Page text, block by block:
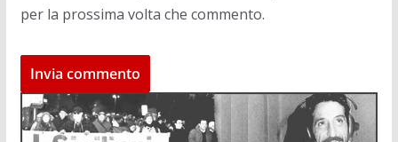
per la prossima volta che commento.